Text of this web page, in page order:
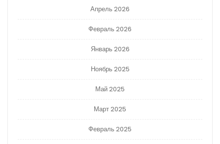
Апрель 2026
Февраль 2026
Январь 2026
Ноябрь 2025
Май 2025
Март 2025
Февраль 2025